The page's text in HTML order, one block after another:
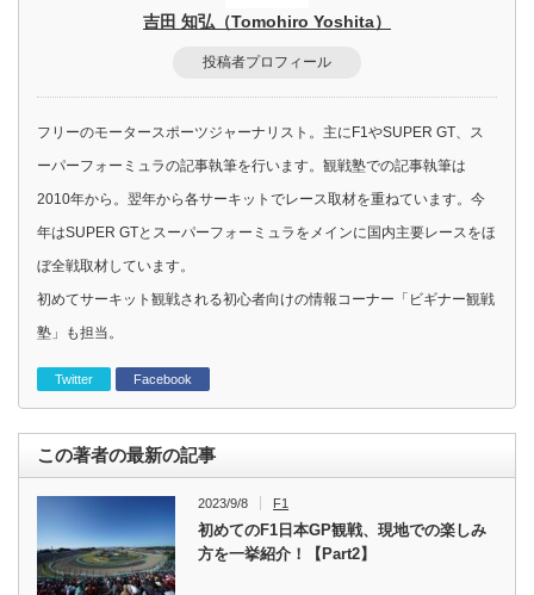
吉田 知弘（Tomohiro Yoshita）
投稿者プロフィール
フリーのモータースポーツジャーナリスト。主にF1やSUPER GT、ス
ーパーフォーミュラの記事執筆を行います。観戦塾での記事執筆は
2010年から。翌年から各サーキットでレース取材を重ねています。今
年はSUPER GTとスーパーフォーミュラをメインに国内主要レースをほ
ぼ全戦取材しています。
初めてサーキット観戦される初心者向けの情報コーナー「ビギナー観戦
塾」も担当。
Twitter Facebook
この著者の最新の記事
2023/9/8 F1
初めてのF1日本GP観戦、現地での楽しみ
方を一挙紹介！【Part2】